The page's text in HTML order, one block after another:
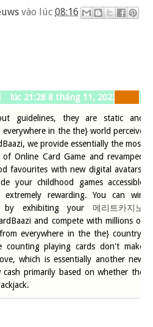
vào lúc 08:16
lúc 21:28 8 tháng 11, 2022
guidelines, they are static and
in the the} world perceive
we provide essentially the most
Online Card Game and revamped
favourites with new digital avatars.
your childhood games accessible
extremely rewarding. You can win
by exhibiting your 메리트카지노
and compete with millions of
everywhere in the the} country.
counting playing cards don't make
which is essentially another new
primarily based on whether the